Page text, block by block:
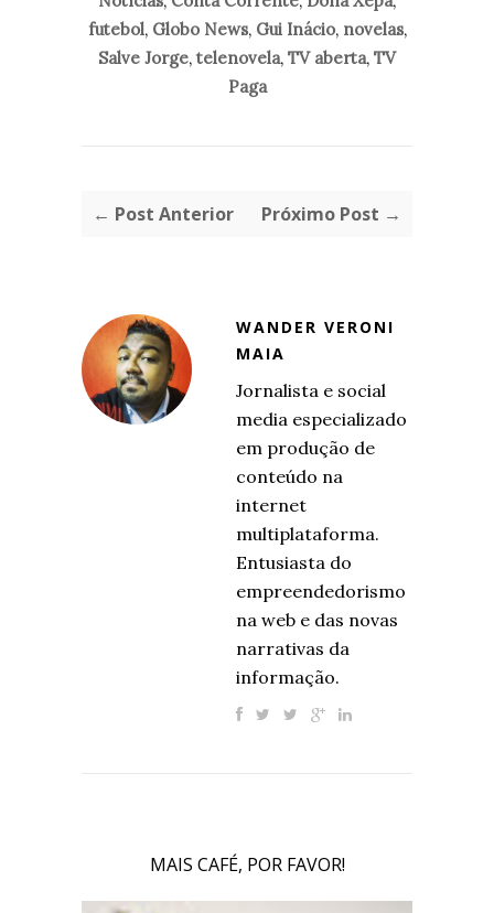
futebol, Globo News, Gui Inácio, novelas,
Salve Jorge, telenovela, TV aberta, TV
Paga
← Post Anterior Próximo Post →
WANDER VERONI
MAIA
Jornalista e social
media especializado
em produção de
conteúdo na
internet
multiplataforma.
Entusiasta do
empreendedorismo
na web e das novas
narrativas da
informação.
MAIS CAFÉ, POR FAVOR!